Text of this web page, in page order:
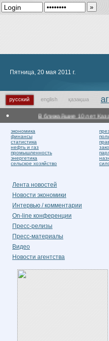
Пятница, 20 мая 2011 г.
русский english қазақша
В ближайшие 10 лет
экономика
финансы
статистика
нефть и газ
промышленность
энергетика
сельское хозяйство
Лента новостей
Новости экономики
Интервью / комментарии
On-line конференции
Пресс-релизы
Пресс-материалы
Видео
Новости агентства